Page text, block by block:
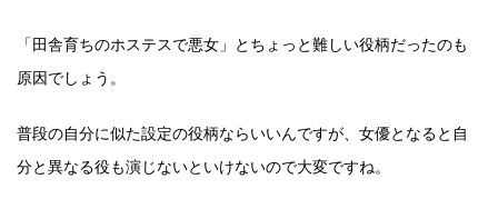
「田舎育ちのホステスで悪女」とちょっと難しい役柄だったのも
原因でしょう。
普段の自分に似た設定の役柄ならいいんですが、女優となると自
分と異なる役も演じないといけないので大変ですね。